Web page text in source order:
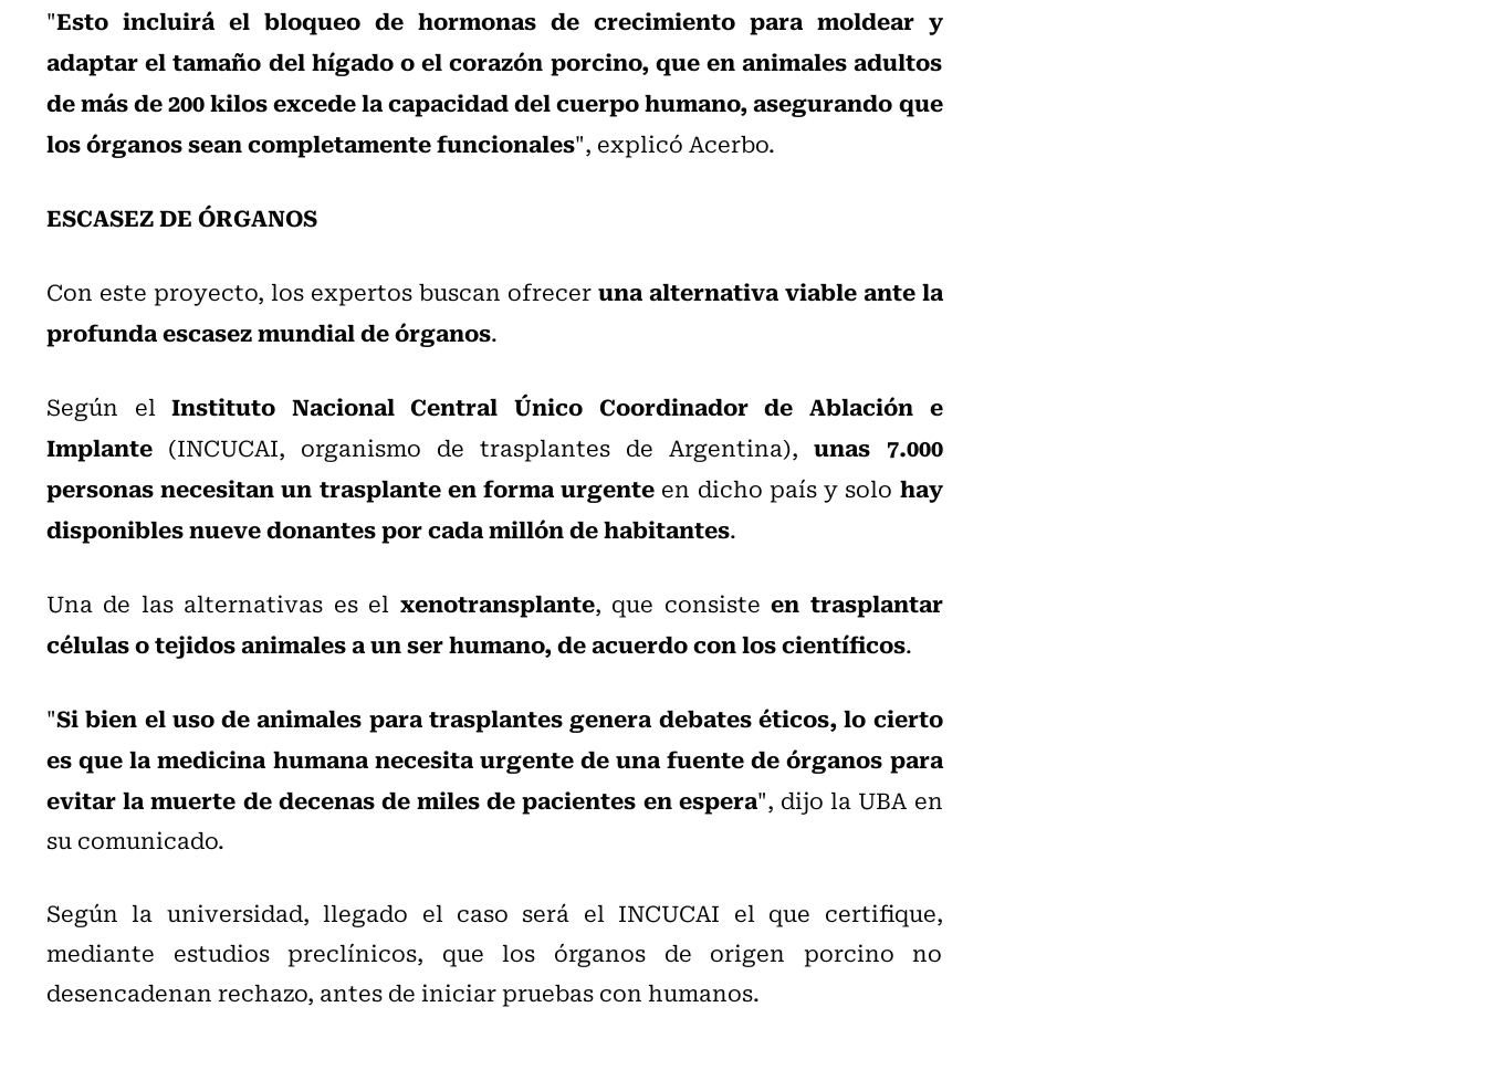
"Esto incluirá el bloqueo de hormonas de crecimiento para moldear y
adaptar el tamaño del hígado o el corazón porcino, que en animales adultos
de más de 200 kilos excede la capacidad del cuerpo humano, asegurando que
los órganos sean completamente funcionales", explicó Acerbo.
ESCASEZ DE ÓRGANOS
Con este proyecto, los expertos buscan ofreceruna alternativa viable ante la
profunda escasez mundial de órganos.
Según elInstituto Nacional Central Único Coordinador de Ablación e
Implante (INCUCAI, organismo de trasplantes de Argentina),unas 7.000
personas necesitan un trasplante en forma urgente en dicho país y solo hay
disponibles nueve donantes por cada millón de habitantes.
Una de las alternativas es el xenotransplante, que consisteen trasplantar
células o tejidos animales a un ser humano, de acuerdo con los científicos.
"Si bien el uso de animales para trasplantes genera debates éticos, lo cierto
es que la medicina humana necesita urgente de una fuente de órganos para
evitar la muerte de decenas de miles de pacientes en espera", dijo la UBA en
su comunicado.
Según la universidad, llegado el caso será el INCUCAI el que certifique,
mediante estudios preclínicos, que los órganos de origen porcino no
desencadenan rechazo, antes de iniciar pruebas con humanos.